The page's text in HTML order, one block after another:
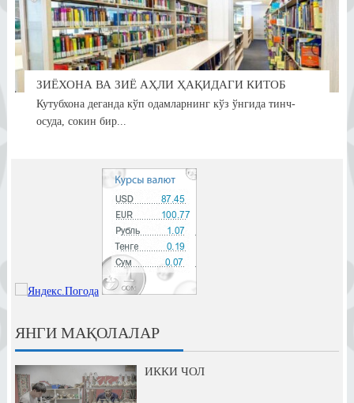
ЗИЁХОНА ВА ЗИЁ АҲЛИ ҲАҚИДАГИ КИТОБ
Кутубхона деганда кўп одамларнинг кўз ўнгида тинч-
осуда, сокин бир...
ЯНГИ МАҚОЛАЛАР
ИККИ ЧОЛ